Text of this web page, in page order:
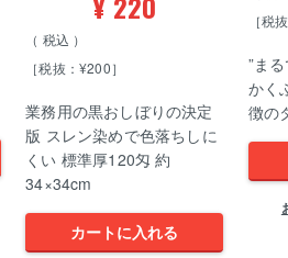
税込
［税抜：¥200］
業務用の黒おしぼりの決定
版 スレン染めで色落ちしに
くい 標準厚120匁 約
34×34cm
カートに入れる
［税
”ま
かく
徴の